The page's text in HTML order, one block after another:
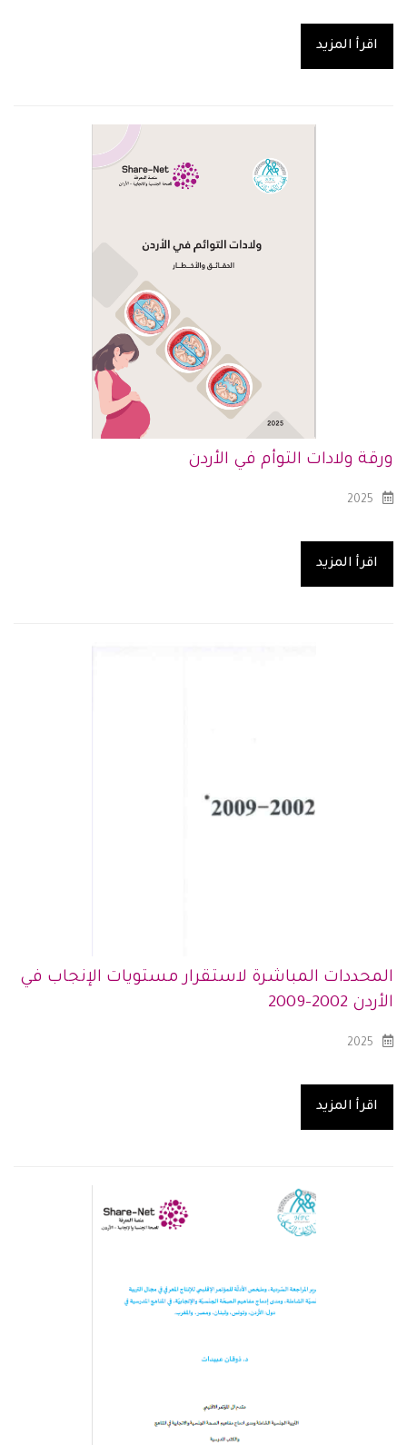
اقرأ المزيد
ورقة ولادات التوأم في الأردن
2025
اقرأ المزيد
المحددات المباشرة لاستقرار مستويات الإنجاب في
الأردن 2002-2009
2025
اقرأ المزيد